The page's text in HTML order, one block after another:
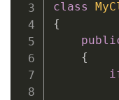
class
{
{